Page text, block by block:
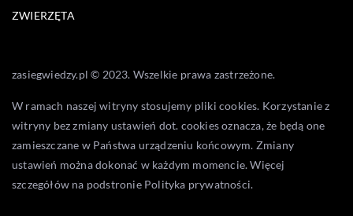
ZWIERZĘTA
zasiegwiedzy.pl © 2023. Wszelkie prawa zastrzeżone.
W ramach naszej witryny stosujemy pliki cookies. Korzystanie z
witryny bez zmiany ustawień dot. cookies oznacza, że będą one
zamieszczane w Państwa urządzeniu końcowym. Zmiany
ustawień można dokonać w każdym momencie. Więcej
szczegółów na podstronie Polityka prywatności.